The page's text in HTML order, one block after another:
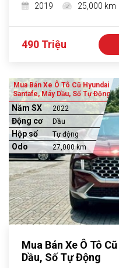
2019
25,000 km
490 Triệu
Mua Bán Xe Ô Tô Cũ Hyundai
Santafe, Máy Dầu, Số Tự Động
Năm SX 2022
Động cơ Dầu
Hộp số Tự động
Odo 27,000 km
Mua Bán Xe Ô Tô
Dầu, Số Tự Động